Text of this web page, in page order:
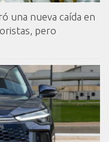
una nueva caída en
pero